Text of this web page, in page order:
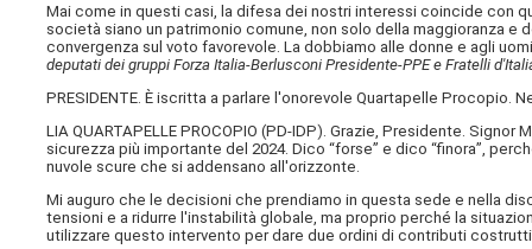
Mai come in questi casi, la difesa dei nostri interessi coincide con
società siano un patrimonio comune, non solo della maggioranza e
convergenza sul voto favorevole. La dobbiamo alle donne e agli
deputati dei gruppi Forza Italia-Berlusconi Presidente-PPE e Fratelli
PRESIDENTE. È iscritta a parlare l'onorevole Quartapelle Procopio.
LIA QUARTAPELLE PROCOPIO (PD-IDP). Grazie, Presidente. Signor
sicurezza più importante del 2024. Dico “forse” e dico “finora”,
nuvole scure che si addensano all'orizzonte.
Mi auguro che le decisioni che prendiamo in questa sede e nella
tensioni e a ridurre l'instabilità globale, ma proprio perché la
utilizzare questo intervento per dare due ordini di contributi